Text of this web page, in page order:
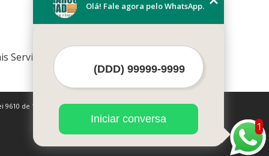
Serviços
de 19/02/1998)
1
Olá! Fale agora pelo WhatsApp.
Iniciar conversa